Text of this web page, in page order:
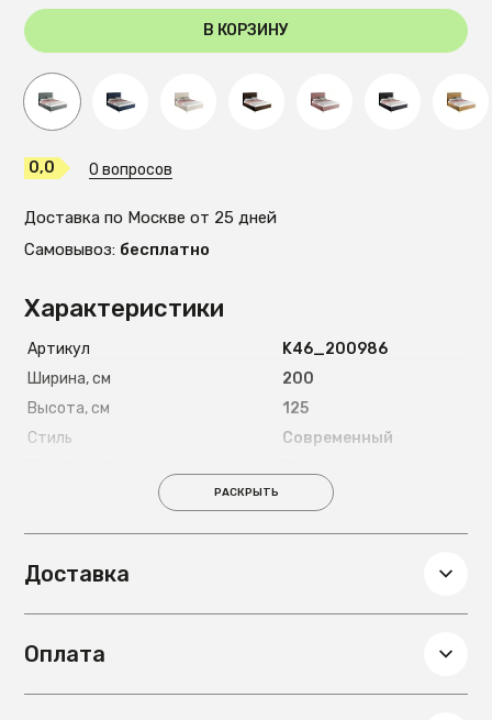
Характеристики
Артикул
K46_200986
Ширина, см
200
Высота, см
125
Стиль
Современный
Россия
Материал ножек
Вес, кг
Материал основания под
металлокаркас с
РАСКРЫТЬ
Доставка
Оплата
В КОРЗИНУ
0,0 0 вопросов
Доставка по Москве от 25 дней
Самовывоз: бесплатно